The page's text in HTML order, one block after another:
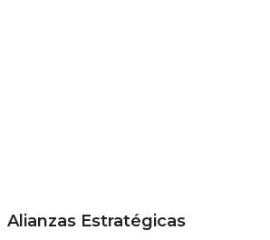
Alianzas Estratégicas